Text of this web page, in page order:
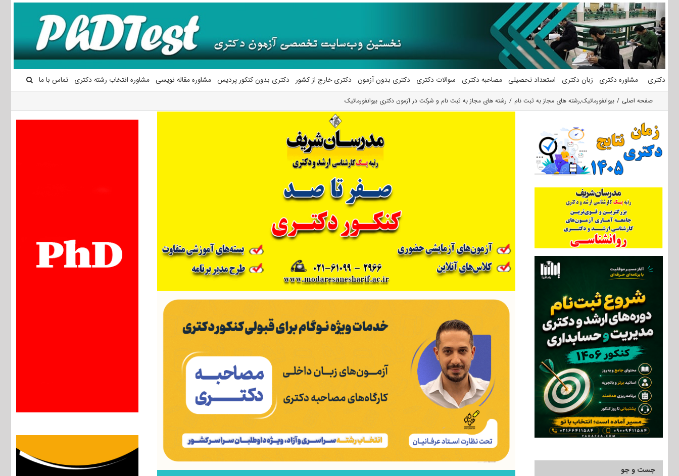
محتوا
دکتری مشاوره دکتری زبان دکتری استعداد تحصیلی مصاحبه دکتری سوالات دکتری دکتری بدون آزمون دکتری خارج از کشور دکتری بدون کنکور پردیس مشاوره مقاله نویسی مشاوره انتخاب رشته دکتری تماس با ما
صفحه اصلی بیوانفورماتیک,رشته های مجاز به ثبت نام رشته های مجاز به ثبت نام و شرکت در آزمون دکتری بیوانفورماتیک
جست و جو